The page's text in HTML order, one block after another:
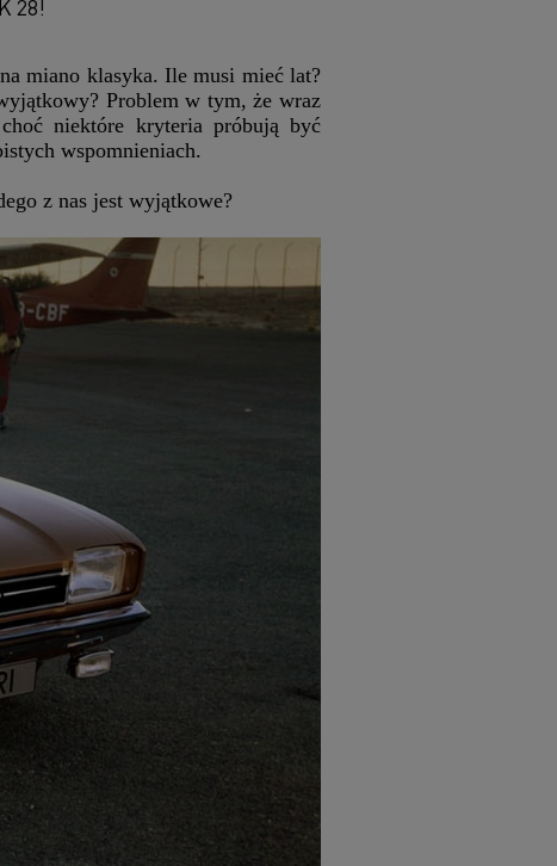
28!
miano klasyka. Ile musi mieć lat?
Problem w tym, że wraz
niektóre kryteria próbują być
wspomnieniach.
z nas jest wyjątkowe?